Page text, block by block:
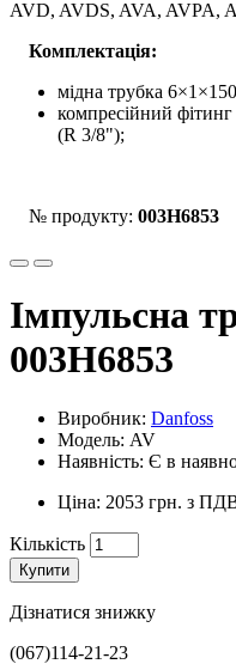
AVD, AVDS, AVA, AVPA,
Комплектація:
мідна трубка
компресійний
(R 3/8");
№ продукту: 003H6853
Імпульсна
003H6853
Виробник: Danfoss
Модель: AV
Наявність: Є в
Ціна: 2053 грн. з
Кількість
Купити
Дізнатися знижку
(067)114-21-23